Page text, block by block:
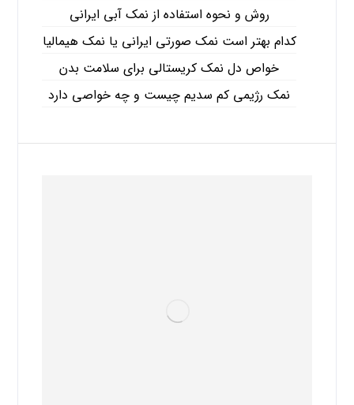
روش و نحوه استفاده از نمک آبی ایرانی
کدام بهتر است نمک صورتی ایرانی یا نمک هیمالیا
خواص دل نمک کریستالی برای سلامت بدن
نمک رژیمی کم سدیم چیست و چه خواصی دارد